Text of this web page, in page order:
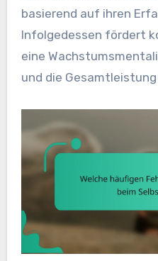
basierend auf ihren
Infolgedessen fördert
eine
und die